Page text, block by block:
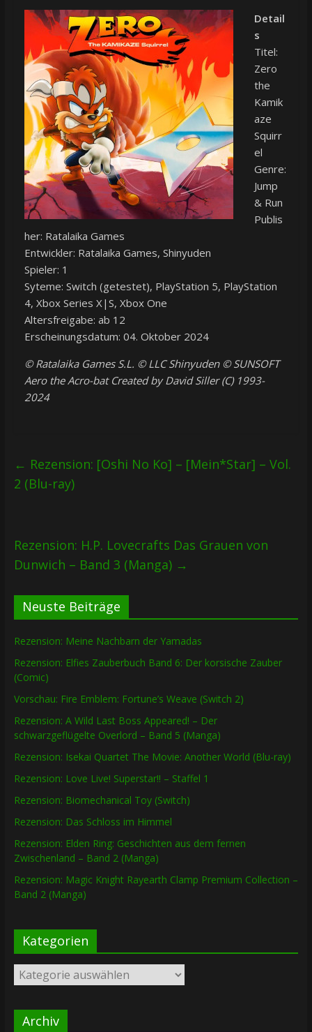
Detail
s
Titel:
Zero
the
Kamik
aze
Squirr
el
Genre:
Jump
& Run
Publis
her: Ratalaika Games
Entwickler: Ratalaika Games, Shinyuden
Spieler: 1
Syteme: Switch (getestet), PlayStation 5, PlayStation
4, Xbox Series X|S, Xbox One
Altersfreigabe: ab 12
Erscheinungsdatum: 04. Oktober 2024
© Ratalaika Games S.L. © LLC Shinyuden © SUNSOFT
Aero the Acro-bat Created by David Siller (C) 1993-
2024
← Rezension: [Oshi No Ko] – [Mein*Star] – Vol.
2 (Blu-ray)
Rezension: H.P. Lovecrafts Das Grauen von
Dunwich – Band 3 (Manga) →
Neuste Beiträge
Rezension: Meine Nachbarn der Yamadas
Rezension: Elfies Zauberbuch Band 6: Der korsische Zauber
(Comic)
Vorschau: Fire Emblem: Fortune’s Weave (Switch 2)
Rezension: A Wild Last Boss Appeared! – Der
schwarzgeflügelte Overlord – Band 5 (Manga)
Rezension: Isekai Quartet The Movie: Another World (Blu-ray)
Rezension: Love Live! Superstar!! – Staffel 1
Rezension: Biomechanical Toy (Switch)
Rezension: Das Schloss im Himmel
Rezension: Elden Ring: Geschichten aus dem fernen
Zwischenland – Band 2 (Manga)
Rezension: Magic Knight Rayearth Clamp Premium Collection –
Band 2 (Manga)
Kategorien
Kategorien
Archiv